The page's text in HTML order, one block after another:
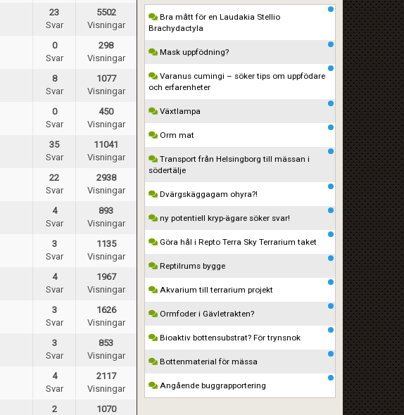
5502
Visningar
23
Svar
298
Visningar
0
Svar
1077
Visningar
8
Svar
450
Visningar
0
Svar
11041
Visningar
35
Svar
2938
Visningar
22
Svar
893
Visningar
4
Svar
1135
Visningar
3
Svar
1967
Visningar
4
Svar
1626
Visningar
3
Svar
853
Visningar
3
Svar
2117
Visningar
4
Svar
1070
2
Bra mått för en Laudakia Stellio
Brachydactyla
Mask uppfödning?
Varanus cumingi – söker tips om uppfödare
och erfarenheter
Växtlampa
Orm mat
Transport från Helsingborg till mässan i
södertälje
Dvärgskäggagam ohyra?!
ny potentiell kryp-ägare söker svar!
Göra hål i Repto Terra Sky Terrarium taket
Reptilrums bygge
Akvarium till terrarium projekt
Ormfoder i Gävletrakten?
Bioaktiv bottensubstrat? För trynsnok
Bottenmaterial för mässa
Angående buggrapportering